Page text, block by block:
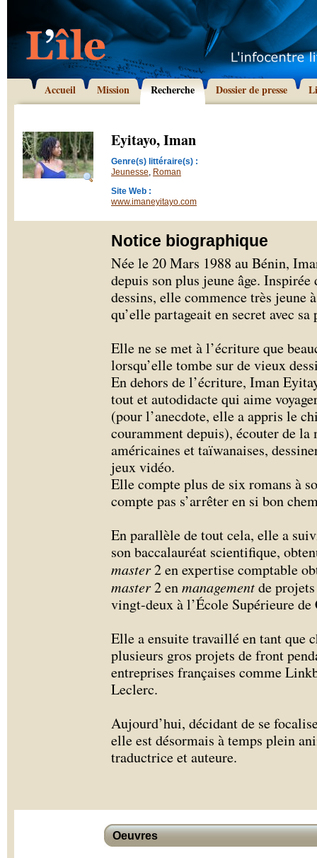
Accueil Mission Recherche Dossier de presse
Eyitayo, Iman
Genre(s) littéraire(s) :
Jeunesse, Roman
Site Web :
www.imaneyitayo.com
Notice biographique
Née le 20 Mars 1988 au Bénin,
depuis son plus jeune âge.
dessins, elle commence très jeune
qu’elle partageait en secret avec
Elle ne se met à l’écriture que
lorsqu’elle tombe sur de vieux
En dehors de l’écriture, Iman
tout et autodidacte qui aime
(pour l’anecdote, elle a appris le
couramment depuis), écouter de la
américaines et taïwanaises,
jeux vidéo.
Elle compte plus de six romans à
compte pas s’arrêter en si bon
En parallèle de tout cela, elle a
son baccalauréat scientifique,
master2 en expertise comptable
master2 enmanagementde
vingt-deux à l’École Supérieure
Elle a ensuite travaillé en tant que
plusieurs gros projets de front
entreprises françaises comme
Leclerc.
Aujourd’hui, décidant de se
elle est désormais à temps plein
traductrice et auteure.
Oeuvres